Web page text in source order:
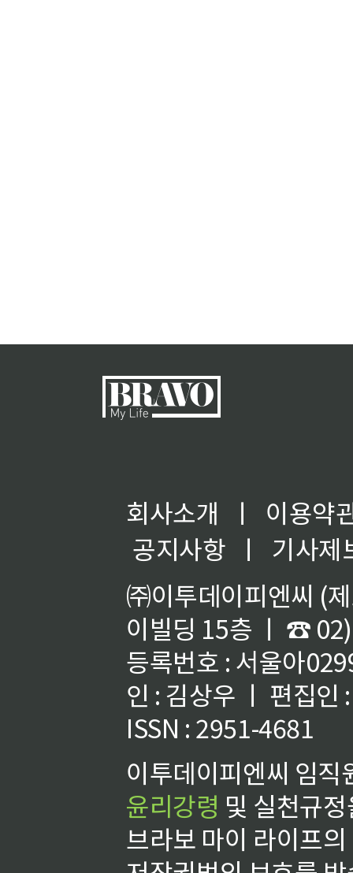
회사소개 ㅣ
이용약
공지사항
ㅣ
기사제
㈜이투데이피엔씨 (
이빌딩 15층 ㅣ ☎
등록번호 : 서울아
인 : 김상우 ㅣ 편집인
ISSN : 2951-4681
이투데이피엔씨 임
윤리강령 및 실천규
브라보 마이 라이프